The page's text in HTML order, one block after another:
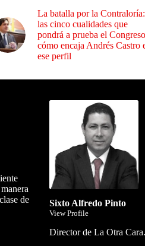
La batalla por la Contraloría:
las cinco cualidades que
pondrá a prueba el
cómo encaja Andrés Castro
ese perfil
de
Sixto Alfredo Pinto
View Profile
Director de La Otra